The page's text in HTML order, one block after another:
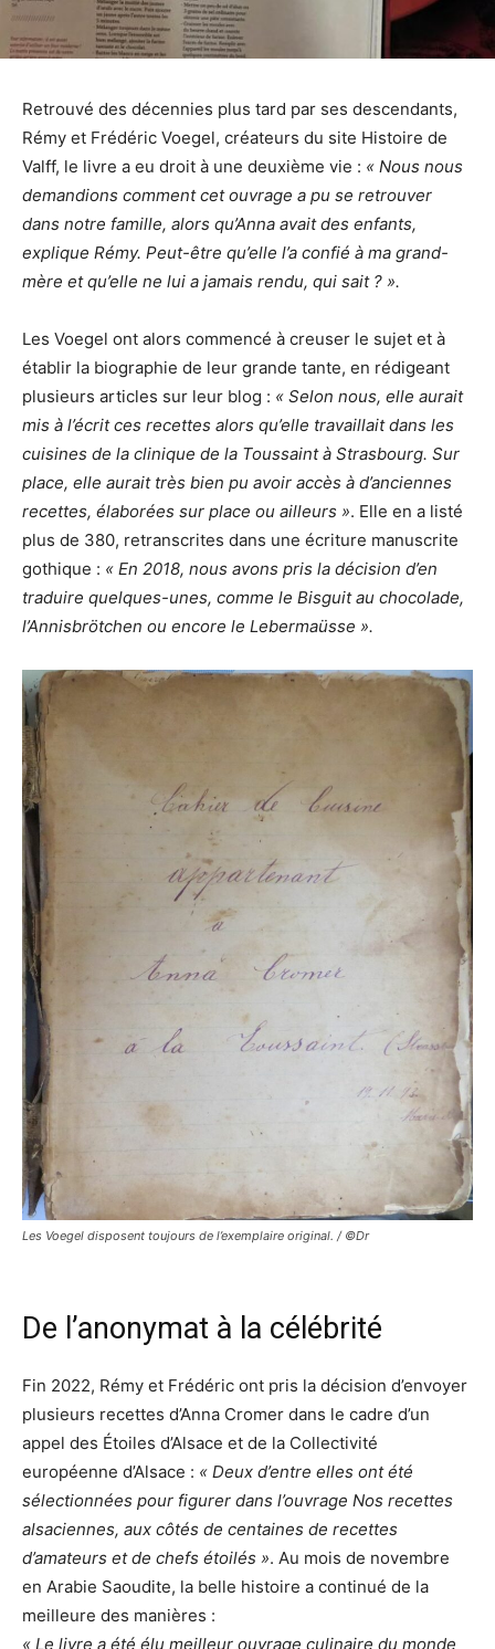
Retrouvé des décennies plus tard par ses descendants,
Rémy et Frédéric Voegel, créateurs du site Histoire de
Valff, le livre a eu droit à une deuxième vie : « Nous nous
demandions comment cet ouvrage a pu se retrouver
dans notre famille, alors qu’Anna avait des enfants,
explique Rémy. Peut-être qu’elle l’a confié à ma grand-
mère et qu’elle ne lui a jamais rendu, qui sait ? ».
Les Voegel ont alors commencé à creuser le sujet et à
établir la biographie de leur grande tante, en rédigeant
plusieurs articles sur leur blog : « Selon nous, elle aurait
mis à l’écrit ces recettes alors qu’elle travaillait dans les
cuisines de la clinique de la Toussaint à Strasbourg. Sur
place, elle aurait très bien pu avoir accès à d’anciennes
recettes, élaborées sur place ou ailleurs ». Elle en a listé
plus de 380, retranscrites dans une écriture manuscrite
gothique : « En 2018, nous avons pris la décision d’en
traduire quelques-unes, comme le Bisguit au chocolade,
l’Annisbrötchen ou encore le Lebermaüsse ».
Les Voegel disposent toujours de l’exemplaire original. / ©Dr
De l’anonymat à la célébrité
Fin 2022, Rémy et Frédéric ont pris la décision d’envoyer
plusieurs recettes d’Anna Cromer dans le cadre d’un
appel des Étoiles d’Alsace et de la Collectivité
européenne d’Alsace : « Deux d’entre elles ont été
sélectionnées pour figurer dans l’ouvrage Nos recettes
alsaciennes, aux côtés de centaines de recettes
d’amateurs et de chefs étoilés ». Au mois de novembre
en Arabie Saoudite, la belle histoire a continué de la
meilleure des manières :
« Le livre a été élu meilleur ouvrage culinaire du monde